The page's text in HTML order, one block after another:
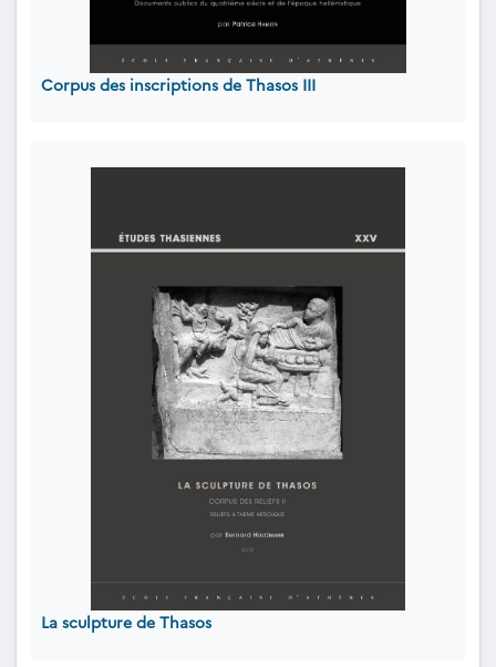
Corpus des inscriptions de Thasos III
La sculpture de Thasos